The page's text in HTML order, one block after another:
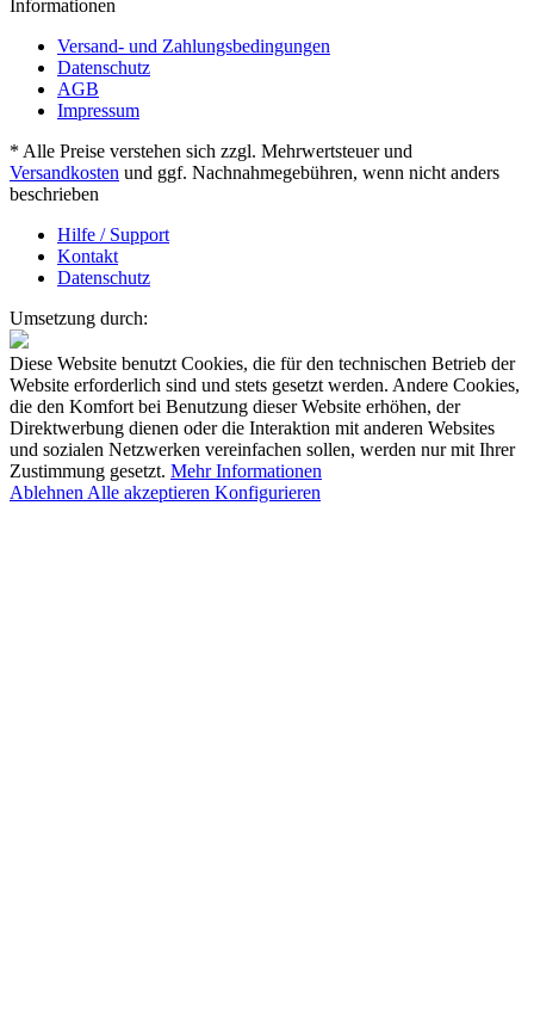
Informationen
Versand- und Zahlungsbedingungen
Datenschutz
AGB
Impressum
* Alle Preise verstehen sich zzgl. Mehrwertsteuer und
Versandkosten und ggf. Nachnahmegebühren, wenn nicht anders
beschrieben
Hilfe / Support
Kontakt
Datenschutz
Umsetzung durch:
Diese Website benutzt Cookies, die für den technischen Betrieb der
Website erforderlich sind und stets gesetzt werden. Andere Cookies,
die den Komfort bei Benutzung dieser Website erhöhen, der
Direktwerbung dienen oder die Interaktion mit anderen Websites
und sozialen Netzwerken vereinfachen sollen, werden nur mit Ihrer
Zustimmung gesetzt. Mehr Informationen
Ablehnen Alle akzeptieren Konfigurieren